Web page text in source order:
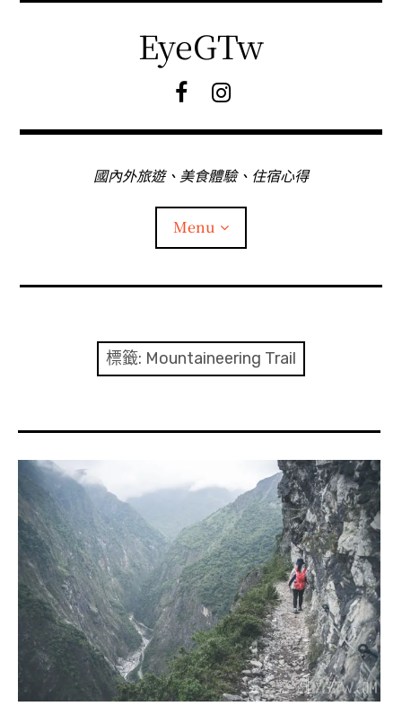
Skip
EyeGTw
F
粉
專
頁
I
國內外旅遊、美食體驗、住宿心得
Menu
關於EyeGtw
child
menu
child
menu
秘魯旅遊 child
child
menu
child
menu
child
menu
child
menu
法國旅遊 child
menu
child
menu
child
menu
child
menu
國內旅遊 child
menu
child
menu
child
menu
child
menu
child
menu
child
menu
child
menu
child
menu
child
menu
店家邀約 child
menu
聯絡我
標籤: Mountaineering Trail